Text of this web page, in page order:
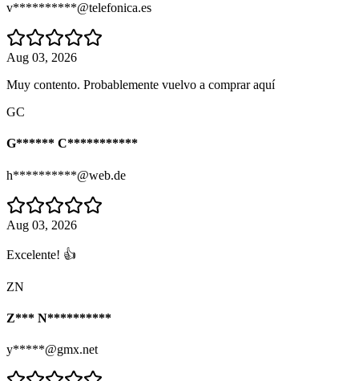
v**********@telefonica.es
Aug 03, 2026
Muy contento. Probablemente vuelvo a comprar aquí
GC
G****** C***********
h**********@web.de
Aug 03, 2026
Excelente! 👍
ZN
Z*** N**********
y*****@gmx.net